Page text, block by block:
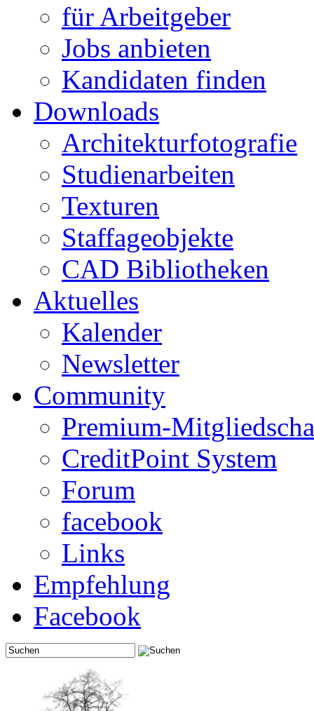
für Arbeitgeber
Jobs anbieten
Kandidaten finden
Downloads
Architekturfotografie
Studienarbeiten
Texturen
Staffageobjekte
CAD Bibliotheken
Aktuelles
Kalender
Newsletter
Community
Premium-
CreditPoint System
Forum
facebook
Links
Empfehlung
Facebook